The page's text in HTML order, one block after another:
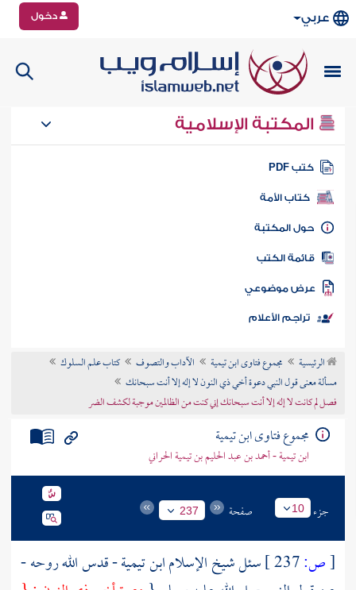
عربي دخول
المكتبة الإسلامية
كتب PDF
كتاب الأمة
المكتبة
الكتب
موضوعي
تراجم الأعلام
الرئيسية مجموع فتاوى ابن تيمية الآداب والتصوف
كتاب علم السلوك
مسألة معنى قول النبي دعوة أخي ذي النون لا إله إلا أنت سبحانك
فصل لم كانت لا إله إلا أنت سبحانك إني كنت من الظالمين موجبة لكشف الضر
مجموع فتاوى ابن تيمية
ابن تيمية - أحمد بن عبد الحليم بن تيمية الحراني
جزء 10 صفحة 237
[ص: سئل شيخ الإسلامابن تيمية- قدس الله روحه -